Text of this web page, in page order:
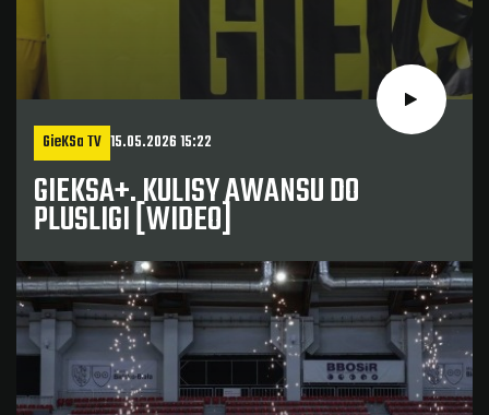
GieKSa TV 15.05.2026 15:22
GIEKSA+. KULISY AWANSU DO
PLUSLIGI [WIDEO]